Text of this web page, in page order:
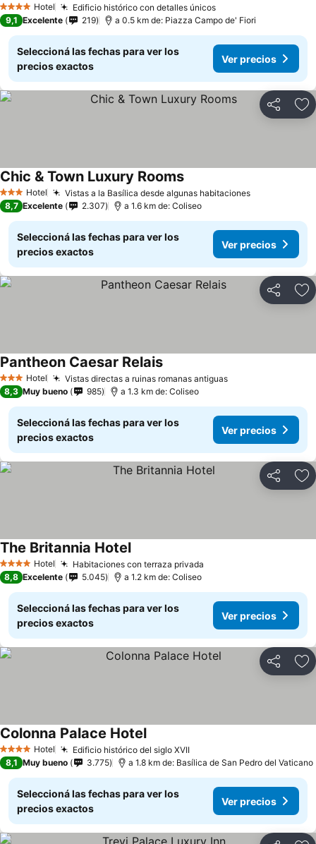
4 EstrellasHotel Edificio histórico con detalles únicos
9,1 Excelente 219 a 0.5 km de: Piazza Campo de' Fiori
Seleccioná las fechas para ver los
precios exactos
Ver precios
Compartir
3 Estrellas
Hotel Vistas a la Basílica desde algunas habitaciones
Chic & Town Luxury Rooms
8,7 Excelente 2.307 a 1.6 km de: Coliseo
Seleccioná las fechas para ver los
precios exactos
Ver precios
Compartir
3 Estrellas
Hotel Vistas directas a ruinas romanas antiguas
Pantheon Caesar Relais
8,3 Muy bueno 985 a 1.3 km de: Coliseo
Seleccioná las fechas para ver los
precios exactos
Ver precios
Compartir
4 EstrellasHotel Habitaciones con terraza privada
The Britannia Hotel
8,8 Excelente 5.045 a 1.2 km de: Coliseo
Seleccioná las fechas para ver los
precios exactos
Ver precios
Compartir
4 EstrellasHotel Edificio histórico del siglo XVII
Colonna Palace Hotel
8,1 Muy bueno 3.775 a 1.8 km de: Basílica de San Pedro del Vaticano
Seleccioná las fechas para ver los
precios exactos
Ver precios